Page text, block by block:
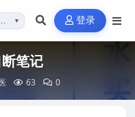
…▼ 登录
笔记
63 0